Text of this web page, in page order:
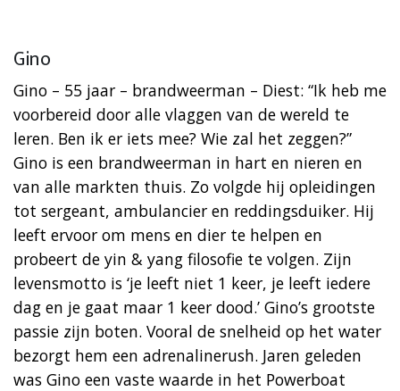
Gino
Gino – 55 jaar – brandweerman – Diest: “Ik heb me
voorbereid door alle vlaggen van de wereld te
leren. Ben ik er iets mee? Wie zal het zeggen?”
Gino is een brandweerman in hart en nieren en
van alle markten thuis. Zo volgde hij opleidingen
tot sergeant, ambulancier en reddingsduiker. Hij
leeft ervoor om mens en dier te helpen en
probeert de yin & yang filosofie te volgen. Zijn
levensmotto is ‘je leeft niet 1 keer, je leeft iedere
dag en je gaat maar 1 keer dood.’ Gino’s grootste
passie zijn boten. Vooral de snelheid op het water
bezorgt hem een adrenalinerush. Jaren geleden
was Gino een vaste waarde in het Powerboat